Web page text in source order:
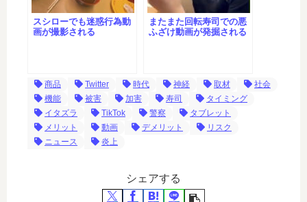
スシローでも迷惑行為動
画が撮影される
またまた回転寿司での悪
ふざけ動画が発掘される
商品 Twitter 時代 神経 取材
社会
機能
被害 加害 寿司
タイミング
イタズラ
TikTok 警察
タブレット
メリット
動画 デメリット
リスク
ニュース
炎上
シェアする